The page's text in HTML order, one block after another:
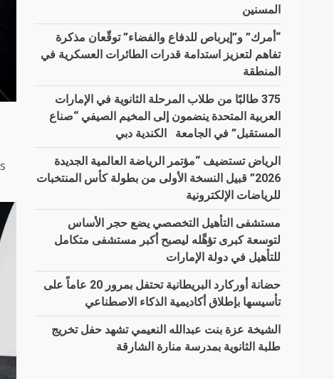
المسنين
“أمرك” و”إيرباص للدفاع والفضاء” توقّعان مذكرة
تفاهم لتعزيز استدامة قدرات الطائرات العسكرية في
المنطقة
375 طالبًا من طلاب المرحلة الثانوية في الإمارات
العربية المتحدة ينضمون إلى المخيم الصيفي “صناع
المستقبل” في الجامعة الكندية دبي
الرياض تستضيف “مؤتمر الرياضة العالمية الجديدة
2026” قبيل النسخة الأولى من بطولة كأس المنتخبات
للرياضات الإلكترونية
مستشفى التأهيل التخصصي يضع حجر الأساس
لتوسعة كبرى تؤهِّله ليصبح أكبر مستشفى متكامل
للتأهيل في دولة الإمارات
حضانة أوركارد البريطانية تحتفل بمرور 20 عاماً على
تأسيسها بإطلاق أكاديمية الذكاء الاصطناعي
الشيخة عزة بنت عبدالله النعيمي تشهد حفل تخريج
طلبة الثانوية بمدرسة منارة الشارقة